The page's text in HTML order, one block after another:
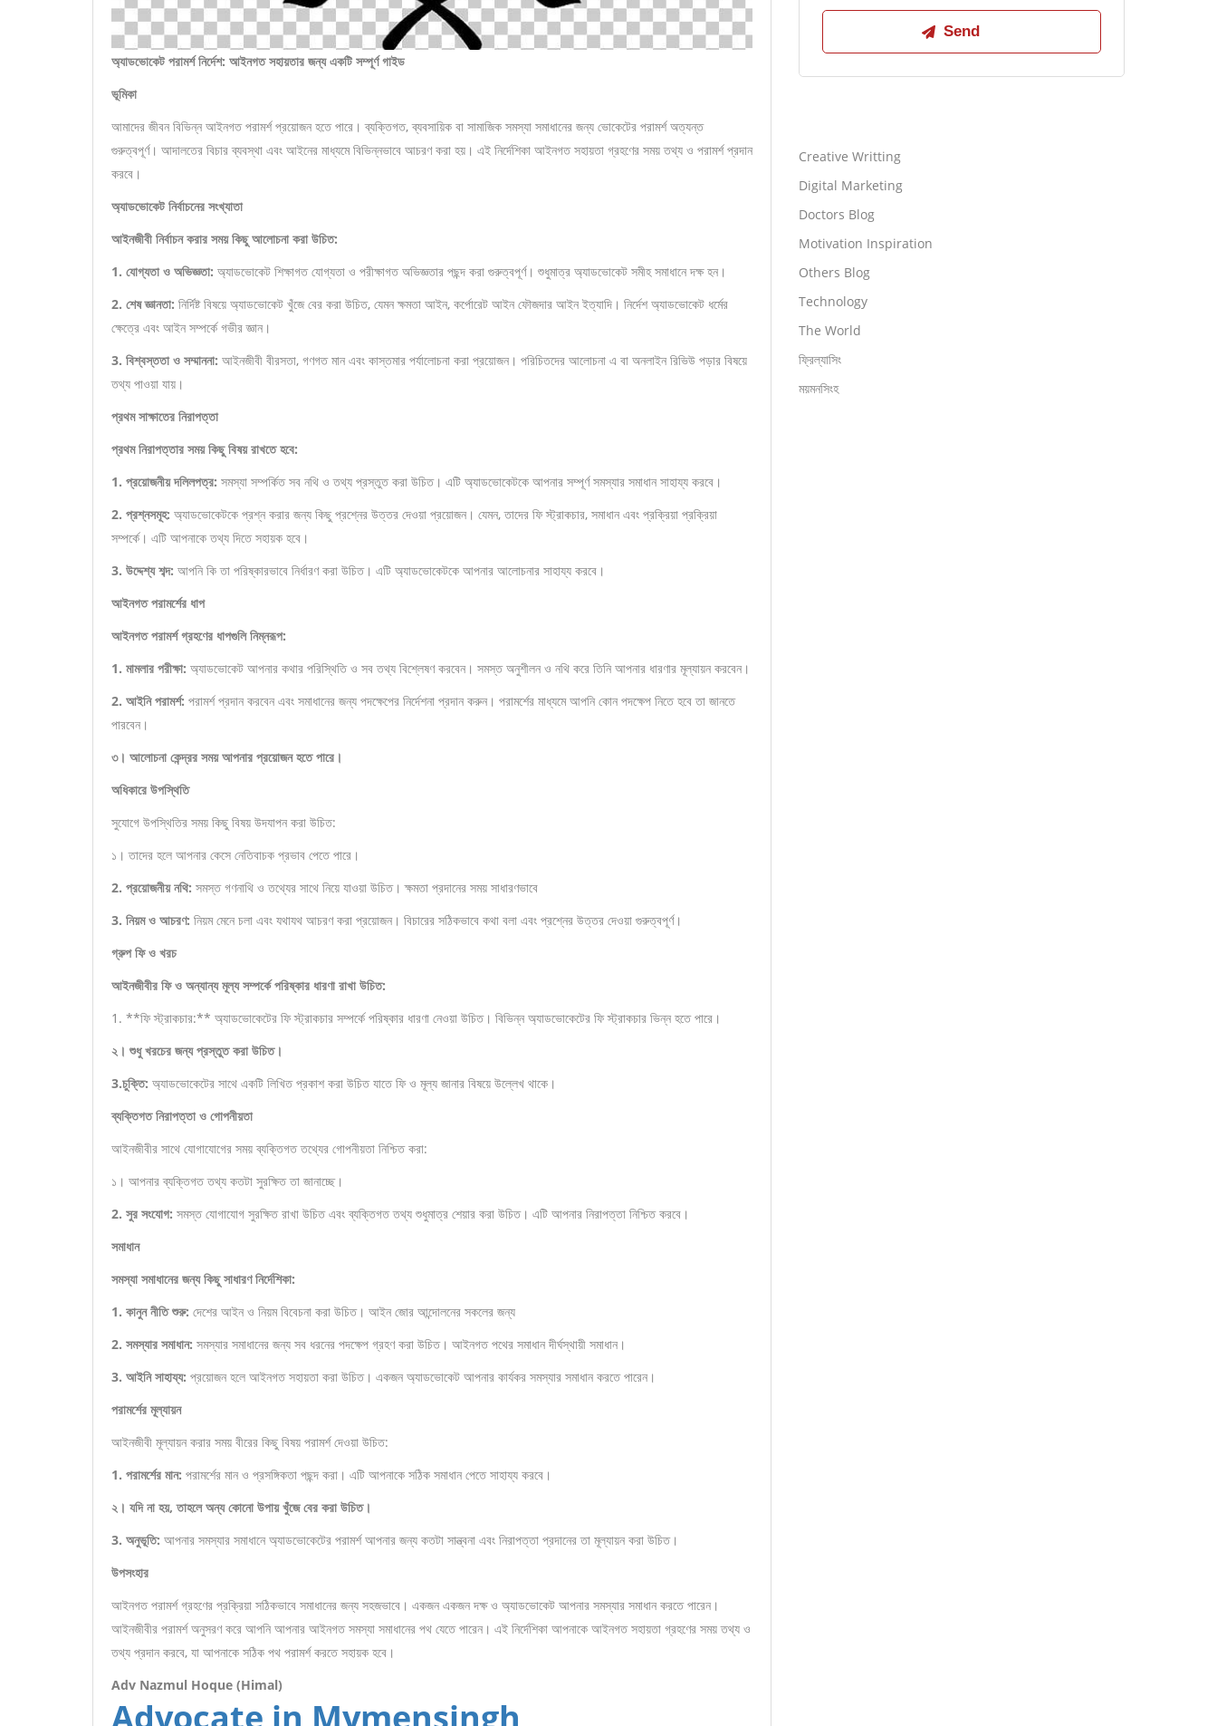
অ্যাডভোকেট পরামর্শ নির্দেশ: আইনগত সহায়তার জন্য একটি সম্পূর্ণ গাইড
ভূমিকা
আমাদের জীবন বিভিন্ন আইনগত পরামর্শ প্রয়োজন হতে পারে। ব্যক্তিগত, ব্যবসায়িক বা সামাজিক সমস্যা সমাধানের জন্য ভোকেটের পরামর্শ অত্যন্ত
গুরুত্বপূর্ণ। আদালতের বিচার ব্যবস্থা এবং আইনের মাধ্যমে বিভিন্নভাবে আচরণ করা হয়। এই নির্দেশিকা আইনগত সহায়তা গ্রহণের সময় তথ্য ও পরামর্শ প্রদান
করবে।
অ্যাডভোকেট নির্বাচনের সংখ্যাতা
আইনজীবী নির্বাচন করার সময় কিছু আলোচনা করা উচিত:
1. যোগ্যতা ও অভিজ্ঞতা: অ্যাডভোকেট শিক্ষাগত যোগ্যতা ও পরীক্ষাগত অভিজ্ঞতার পছন্দ করা গুরুত্বপূর্ণ। শুধুমাত্র অ্যাডভোকেট সমীহ সমাধানে দক্ষ হন।
2. শেষ জ্ঞানতা: নির্দিষ্ট বিষয়ে অ্যাডভোকেট খুঁজে বের করা উচিত, যেমন ক্ষমতা আইন, কর্পোরেট আইন ফৌজদার আইন ইত্যাদি। নির্দেশ অ্যাডভোকেট ধর্মের
ক্ষেত্রে এবং আইন সম্পর্কে গভীর জ্ঞান।
3. বিশ্বস্ততা ও সম্মাননা: আইনজীবী বীরসতা, গণগত মান এবং কাস্তমার পর্যালোচনা করা প্রয়োজন। পরিচিতদের আলোচনা এ বা অনলাইন রিভিউ পড়ার বিষয়ে
তথ্য পাওয়া যায়।
প্রথম সাক্ষাতের নিরাপত্তা
প্রথম নিরাপত্তার সময় কিছু বিষয় রাখতে হবে:
1. প্রয়োজনীয় দলিলপত্র: সমস্যা সম্পর্কিত সব নথি ও তথ্য প্রস্তুত করা উচিত। এটি অ্যাডভোকেটকে আপনার সম্পূর্ণ সমস্যার সমাধান সাহায্য করবে।
2. প্রশ্নসমূহ: অ্যাডভোকেটকে প্রশ্ন করার জন্য কিছু প্রশ্নের উত্তর দেওয়া প্রয়োজন। যেমন, তাদের ফি স্ট্রাকচার, সমাধান এবং প্রক্রিয়া প্রক্রিয়া
সম্পর্কে। এটি আপনাকে তথ্য দিতে সহায়ক হবে।
3. উদ্দেশ্য শব্দ: আপনি কি তা পরিষ্কারভাবে নির্ধারণ করা উচিত। এটি অ্যাডভোকেটকে আপনার আলোচনার সাহায্য করবে।
আইনগত পরামর্শের ধাপ
আইনগত পরামর্শ গ্রহণের ধাপগুলি নিম্নরূপ:
1. মামলার পরীক্ষা: অ্যাডভোকেট আপনার কথার পরিস্থিতি ও সব তথ্য বিশ্লেষণ করবেন। সমস্ত অনুশীলন ও নথি করে তিনি আপনার ধারণার মূল্যায়ন করবেন।
2. আইনি পরামর্শ: পরামর্শ প্রদান করবেন এবং সমাধানের জন্য পদক্ষেপের নির্দেশনা প্রদান করুন। পরামর্শের মাধ্যমে আপনি কোন পদক্ষেপ নিতে হবে তা জানতে
পারবেন।
৩। আলোচনা কেন্দ্রর সময় আপনার প্রয়োজন হতে পারে।
অধিকারে উপস্থিতি
সুযোগে উপস্থিতির সময় কিছু বিষয় উদযাপন করা উচিত:
১। তাদের হলে আপনার কেসে নেতিবাচক প্রভাব পেতে পারে।
2. প্রয়োজনীয় নথি: সমস্ত গণনাথি ও তথ্যের সাথে নিয়ে যাওয়া উচিত। ক্ষমতা প্রদানের সময় সাধারণভাবে
3. নিয়ম ও আচরণ: নিয়ম মেনে চলা এবং যথাযথ আচরণ করা প্রয়োজন। বিচারের সঠিকভাবে কথা বলা এবং প্রশ্নের উত্তর দেওয়া গুরুত্বপূর্ণ।
গ্রুপ ফি ও খরচ
আইনজীবীর ফি ও অন্যান্য মূল্য সম্পর্কে পরিষ্কার ধারণা রাখা উচিত:
1. **ফি স্ট্রাকচার:** অ্যাডভোকেটের ফি স্ট্রাকচার সম্পর্কে পরিষ্কার ধারণা নেওয়া উচিত। বিভিন্ন অ্যাডভোকেটের ফি স্ট্রাকচার ভিন্ন হতে পারে।
২। শুধু খরচের জন্য প্রস্তুত করা উচিত।
3.চুক্তি: অ্যাডভোকেটের সাথে একটি লিখিত প্রকাশ করা উচিত যাতে ফি ও মূল্য জানার বিষয়ে উল্লেখ থাকে।
ব্যক্তিগত নিরাপত্তা ও গোপনীয়তা
আইনজীবীর সাথে যোগাযোগের সময় ব্যক্তিগত তথ্যের গোপনীয়তা নিশ্চিত করা:
১। আপনার ব্যক্তিগত তথ্য কতটা সুরক্ষিত তা জানাচ্ছে।
2. সুর সংযোগ: সমস্ত যোগাযোগ সুরক্ষিত রাখা উচিত এবং ব্যক্তিগত তথ্য শুধুমাত্র শেয়ার করা উচিত। এটি আপনার নিরাপত্তা নিশ্চিত করবে।
সমাধান
সমস্যা সমাধানের জন্য কিছু সাধারণ নির্দেশিকা:
1. কানুন নীতি শুরু: দেশের আইন ও নিয়ম বিবেচনা করা উচিত। আইন জোর আন্দোলনের সকলের জন্য
2. সমস্যার সমাধান: সমস্যার সমাধানের জন্য সব ধরনের পদক্ষেপ গ্রহণ করা উচিত। আইনগত পথের সমাধান দীর্ঘস্থায়ী সমাধান।
3. আইনি সাহায্য: প্রয়োজন হলে আইনগত সহায়তা করা উচিত। একজন অ্যাডভোকেট আপনার কার্যকর সমস্যার সমাধান করতে পারেন।
পরামর্শের মূল্যায়ন
আইনজীবী মূল্যায়ন করার সময় বীরের কিছু বিষয় পরামর্শ দেওয়া উচিত:
1. পরামর্শের মান: পরামর্শের মান ও প্রসঙ্গিকতা পছন্দ করা। এটি আপনাকে সঠিক সমাধান পেতে সাহায্য করবে।
২। যদি না হয়, তাহলে অন্য কোনো উপায় খুঁজে বের করা উচিত।
3. অনুভূতি: আপনার সমস্যার সমাধানে অ্যাডভোকেটের পরামর্শ আপনার জন্য কতটা সান্ত্বনা এবং নিরাপত্তা প্রদানের তা মূল্যায়ন করা উচিত।
উপসংহার
আইনগত পরামর্শ গ্রহণের প্রক্রিয়া সঠিকভাবে সমাধানের জন্য সহজভাবে। একজন একজন দক্ষ ও অ্যাডভোকেট আপনার সমস্যার সমাধান করতে পারেন।
আইনজীবীর পরামর্শ অনুসরণ করে আপনি আপনার আইনগত সমস্যা সমাধানের পথ যেতে পারেন। এই নির্দেশিকা আপনাকে আইনগত সহায়তা গ্রহণের সময় তথ্য ও
তথ্য প্রদান করবে, যা আপনাকে সঠিক পথ পরামর্শ করতে সহায়ক হবে।
Adv Nazmul Hoque (Himal)
Advocate in Mymensingh
Creative Writting
Digital Marketing
Doctors Blog
Motivation Inspiration
Others Blog
Technology
The World
ফ্রিল্যাসিং
ময়মনসিংহ